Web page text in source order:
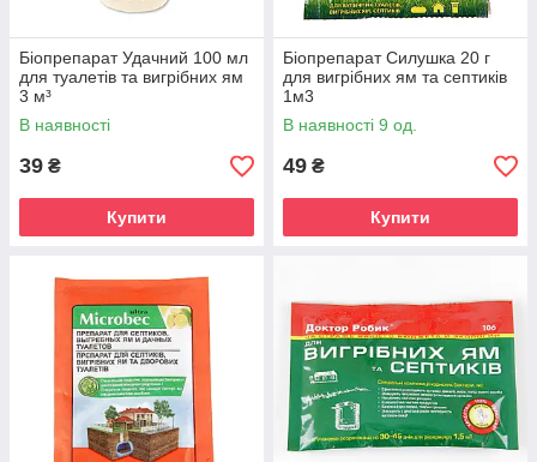
Біопрепарат Удачний 100 мл
для туалетів та вигрібних ям
3 м³
В наявності
39 ₴
Купити
Біопрепарат Силушка 20 г
для вигрібних ям та септиків
1м3
В наявності 9 од.
49 ₴
Купити